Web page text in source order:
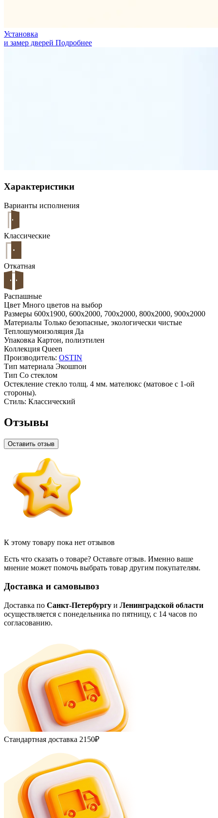
Установка
и замер дверей Подробнее
Характеристики
Варианты исполнения
Классические
Откатная
Распашные
Цвет Много цветов на выбор
Размеры 600x1900, 600x2000, 700x2000, 800x2000, 900x2000
Материалы Только безопасные, экологически чистые
Теплошумоизоляция Да
Упаковка Картон, полиэтилен
Коллекция Queen
Производитель: OSTIN
Тип материала Экошпон
Тип Со стеклом
Остекление стекло толщ. 4 мм. мателюкс (матовое с 1-ой
стороны).
Стиль: Классический
Отзывы
Оставить отзыв
К этому товару пока нет отзывов
Есть что сказать о товаре? Оставьте отзыв. Именно ваше
мнение может помочь выбрать товар другим покупателям.
Доставка и самовывоз
Доставка по Санкт-Петербургу и Ленинградской области
осуществляется с понедельника по пятницу, с 14 часов по
согласованию.
Стандартная доставка 2150₽